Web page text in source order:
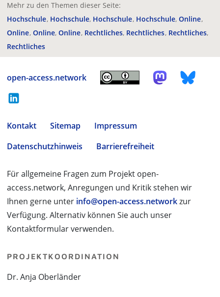
Mehr zu den Themen dieser Seite:
Hochschule Hochschule Hochschule Hochschule Online
Online Online Online Rechtliches Rechtliches Rechtliches
Rechtliches
open-access.network
Kontakt Sitemap
Impressum
Datenschutzhinweis
Barrierefreiheit
Für allgemeine Fragen zum Projekt open-
access.network, Anregungen und Kritik stehen wir
Ihnen gerne unter info@open-access.networkzur
Verfügung. Alternativ können Sie auch unser
Kontaktformular verwenden.
PROJEKTKOORDINATION
Dr. Anja Oberländer